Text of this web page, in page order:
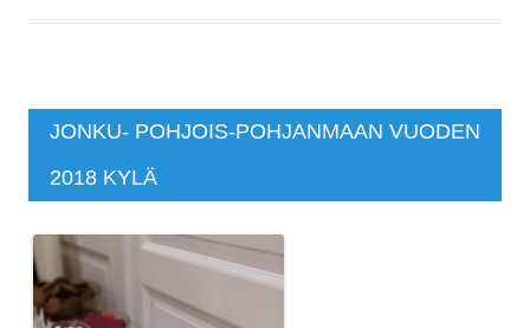
JONKU- POHJOIS-POHJANMAAN VUODEN
2018 KYLÄ